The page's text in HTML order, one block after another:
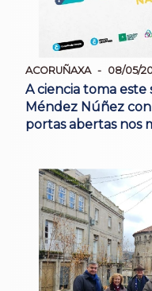
ACORUÑAXA 08/05/
A ciencia toma este
Méndez Núñez
portas abertas nos